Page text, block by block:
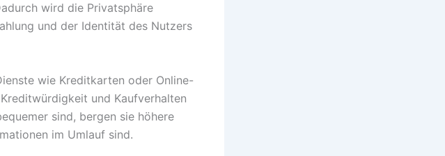
wird die Privatsphäre
und der Identität des Nutzers
wie Kreditkarten oder Online-
und Kaufverhalten
sind, bergen sie höhere
im Umlauf sind.